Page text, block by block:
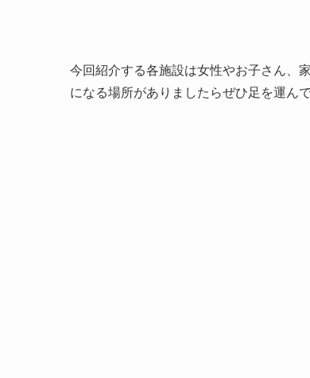
今回紹介する各施設は女性やお子さん、
になる場所がありましたらぜひ足を運ん